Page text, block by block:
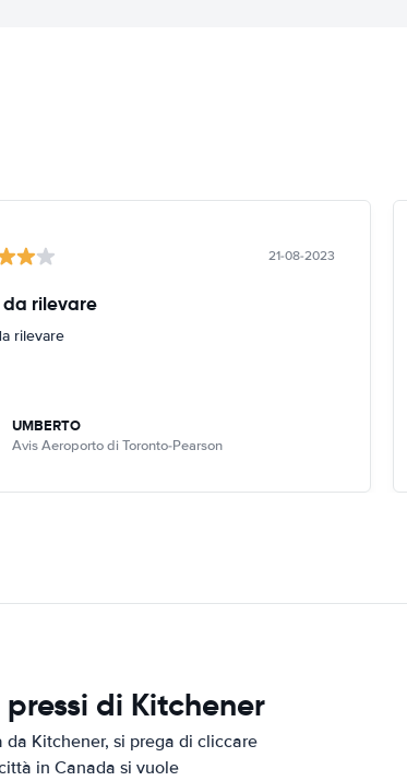
21-08-2023
da rilevare
rilevare
UMBERTO
Avis Aeroporto di Toronto-Pearson
di Kitchener
Kitchener, si prega di cliccare
in Canada si vuole